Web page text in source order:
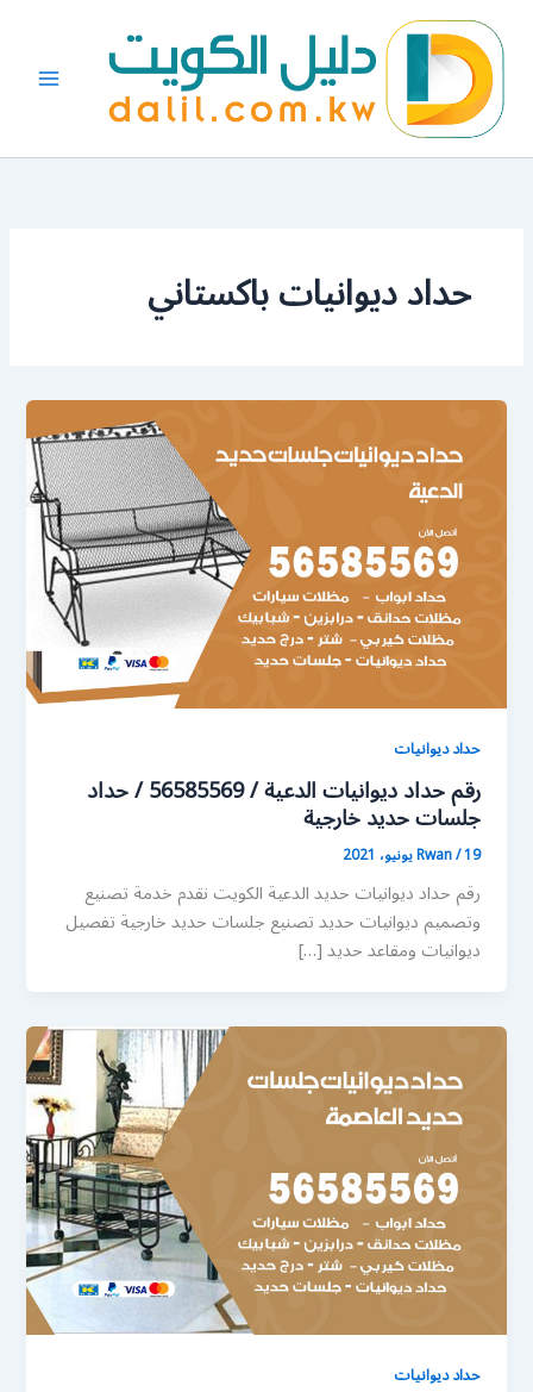
المحتوى
حداد ديوانيات باكستاني
حداد ديوانيات
رقم حداد ديوانيات الدعية / 56585569 / حداد
جلسات حديد خارجية
Rwan/19 يونيو، 2021
رقم حداد ديوانيات حديد الدعية الكويت نقدم خدمة تصنيع
وتصميم ديوانيات حديد تصنيع جلسات حديد خارجية تفصيل
ديوانيات ومقاعد حديد […]
حداد ديوانيات